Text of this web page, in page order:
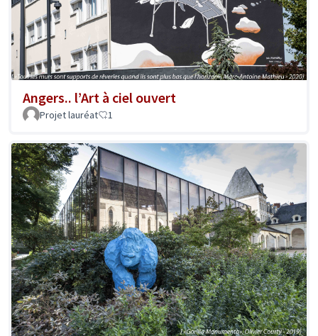
Angers.. l’Art à ciel ouvert
Projet lauréat 1